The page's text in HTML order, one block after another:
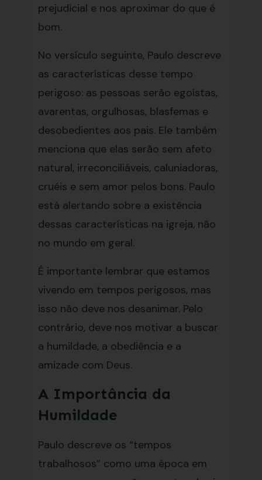
prejudicial e nos aproximar do que é
bom.
No versículo seguinte, Paulo descreve
as características desse tempo
perigoso: as pessoas serão egoístas,
avarentas, orgulhosas, blasfemas e
desobedientes aos pais. Ele também
menciona que elas serão sem afeto
natural, irreconciliáveis, caluniadoras,
cruéis e sem amor pelos bons. Paulo
está alertando sobre a existência
dessas características na igreja, não
no mundo em geral.
É importante lembrar que estamos
vivendo em tempos perigosos, mas
isso não deve nos desanimar. Pelo
contrário, deve nos motivar a buscar
a humildade, a obediência e a
amizade com Deus.
A Importância da
Humildade
Paulo descreve os “tempos
trabalhosos” como uma época em